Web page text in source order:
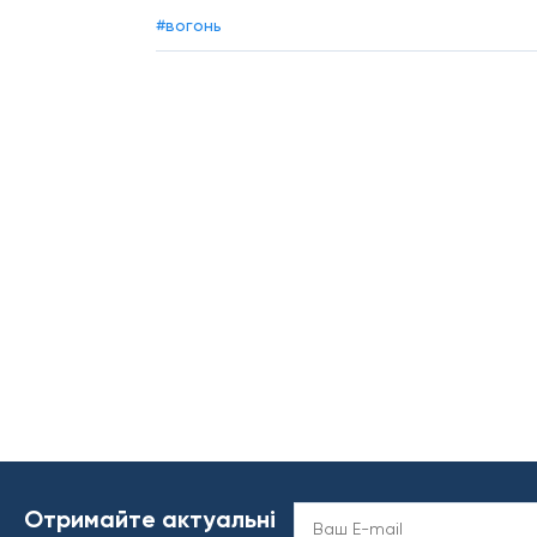
#вогонь
Отримайте актуальні